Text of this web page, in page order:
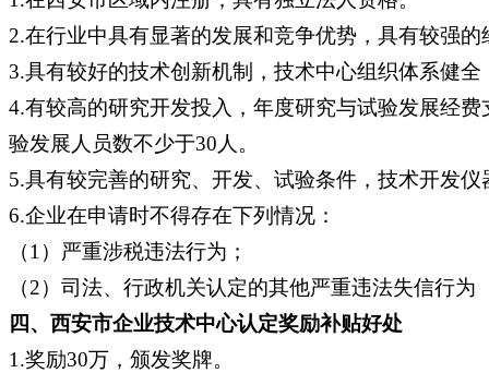
2.在行业中具有显著的发展和竞争优势，具有较强
3.具有较好的技术创新机制，技术中心组织体系健
4.有较高的研究开发投入，年度研究与试验发展经
验发展人员数不少于30人。
5.具有较完善的研究、开发、试验条件，技术开发
6.企业在申请时不得存在下列情况：
（1）严重涉税违法行为；
（2）司法、行政机关认定的其他严重违法失信行
四、西安市企业技术中心认定奖励补贴好处
1.奖励30万，颁发奖牌。